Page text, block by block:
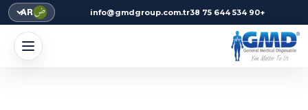
+90 534 644 75 38
info@gmdgroup.com.tr
AR